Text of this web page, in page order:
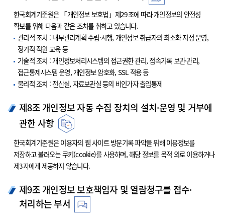
한국회계기준원은 「개인정보 보호법」제29조에 따라 개인정보의 안전성
확보를 위해 다음과 같은 조치를 취하고 있습니다.
관리적 조치 : 내부관리계획 수립·시행, 개인정보 취급자의 최소화 지정 운영,
정기적 직원 교육 등
기술적 조치 : 개인정보처리시스템의 접근권한 관리, 접속기록 보관·관리,
접근통제시스템 운영, 개인정보 암호화, SSL 적용 등
물리적 조치 : 전산실, 자료보관실 등의 비인가자 출입통제
제8조 개인정보 자동 수집 장치의 설치·운영 및 거부에
관한 사항
한국회계기준원은 이용자의 웹 사이트 방문기록 파악을 위해 이용정보를
저장하고 불러오는 쿠키(cookie)를 사용하며, 해당 정보를 목적 외로 이용하거나
제3자에게 제공하지 않습니다.
제9조 개인정보 보호책임자 및 열람청구를 접수·
처리하는 부서